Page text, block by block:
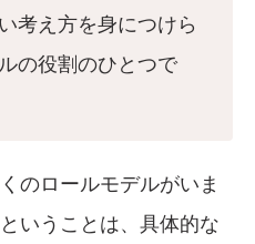
考え方を身につけら
の役割のひとつで
のロールモデルがいま
いうことは、具体的な